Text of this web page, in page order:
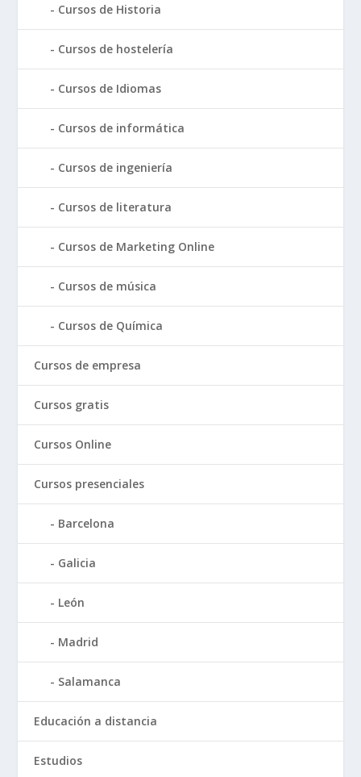
Cursos de Historia
Cursos de hostelería
Cursos de Idiomas
Cursos de informática
Cursos de ingeniería
Cursos de literatura
Cursos de Marketing Online
Cursos de música
Cursos de Química
Cursos de empresa
Cursos gratis
Cursos Online
Cursos presenciales
Barcelona
Galicia
León
Madrid
Salamanca
Educación a distancia
Estudios